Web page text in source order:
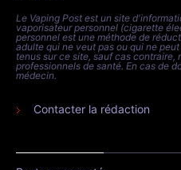
Le Vaping Post est un site
vaporisateur personnel (cigarette
personnel est une méthode de
adulte qui ne veut pas ou qui ne
tenus sur ce site, sauf cas contraire,
professionnels de santé. En cas de
médecin.
Contacter la rédaction